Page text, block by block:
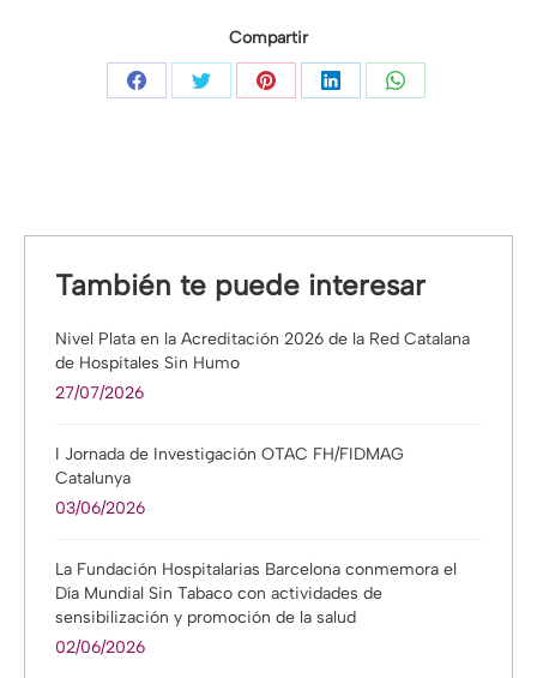
Compartir
CompartirCompartirCompartirCompartirCompartir
También te puede interesar
Nivel Plata en la Acreditación 2026 de la Red Catalana
de Hospitales Sin Humo
27/07/2026
I Jornada de Investigación OTAC FH/FIDMAG
Catalunya
03/06/2026
La Fundación Hospitalarias Barcelona conmemora el
Día Mundial Sin Tabaco con actividades de
sensibilización y promoción de la salud
02/06/2026